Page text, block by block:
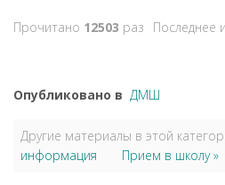
Прочитано 12503 раз
Последнее
Опубликовано в ДМШ
Другие материалы в этой
информация
Прием в школу »